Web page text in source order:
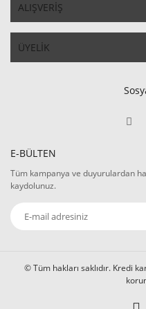
ALIŞVERİŞ
ÜYELİK
E-BÜLTEN
Tüm kampanya ve duyurulardan
kaydolunuz.
© Tüm hakları saklıdır. Kredi